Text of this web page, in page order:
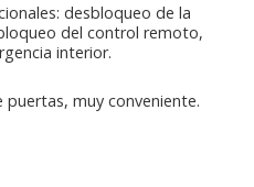
desbloqueo de la
del control remoto,
interior.
muy conveniente.